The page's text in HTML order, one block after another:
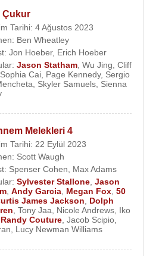
buluştu.
Job,2004’teCelluar
ve 2009 yılında devam
ile kariyerine devam etti.
kitlesi kazanmıştı ve filmleri
devam ediyordu.
Rithcie’nin olgunluk
bir zamanda çekilmesine
hem de eleştirmenlerin
ilk iki filminin gölgesinde
ve Transporter serilerindeki
ve The Italian Job
neredeyse hiç dublör
Çukur
Tarihi: 4 Ağustos 2023
Ben Wheatley
Jon Hoeber, Erich Hoeber
Jason Statham, Wu Jing, Cliff
Sophia Cai, Page Kennedy, Sergio
, Skyler Samuels, Sienna
Melekleri 4
Tarihi: 22 Eylül 2023
Scott Waugh
Spenser Cohen, Max Adams
Sylvester Stallone, Jason
, Andy Garcia, Megan Fox, 50
James Jackson, Dolph
, Tony Jaa, Nicole Andrews, Iko
Randy Couture, Jacob Scipio,
, Lucy Newman Williams